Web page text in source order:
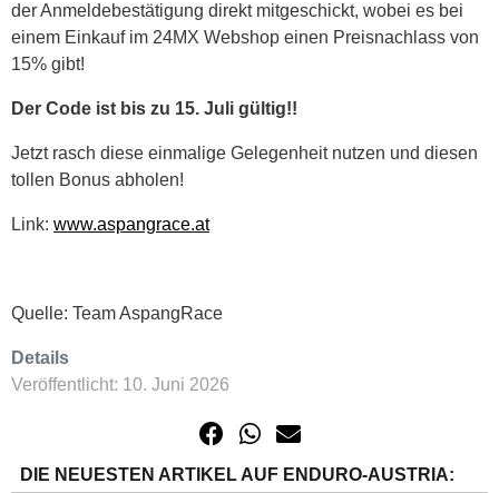
der Anmeldebestätigung direkt mitgeschickt, wobei es bei
einem Einkauf im 24MX Webshop einen Preisnachlass von
15% gibt!
Der Code ist bis zu 15. Juli gültig!!
Jetzt rasch diese einmalige Gelegenheit nutzen und diesen
tollen Bonus abholen!
Link: www.aspangrace.at
Quelle: Team AspangRace
Details
Veröffentlicht: 10. Juni 2026
DIE NEUESTEN ARTIKEL AUF ENDURO-AUSTRIA: